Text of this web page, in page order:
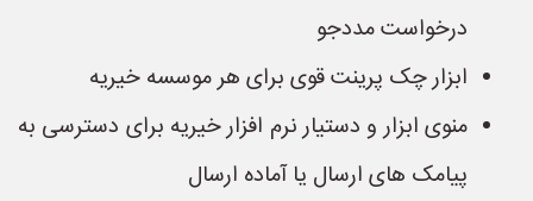
درخواست مددجو
ابزار چک پرینت قوی برای هر موسسه خیریه
منوی ابزار و دستیار نرم افزار خیریه برای دسترسی به
پیامک های ارسال یا آماده ارسال